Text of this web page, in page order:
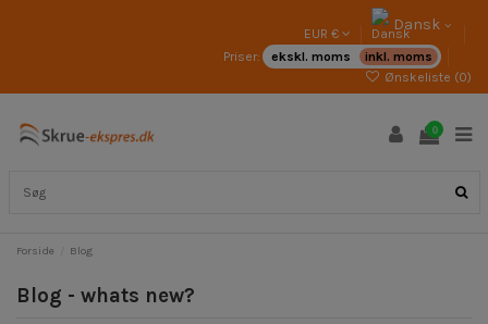
EUR € Dansk
Priser: ekskl. moms
inkl. moms
Ønskeliste (0)
0
Forside Blog
Blog - whats new?